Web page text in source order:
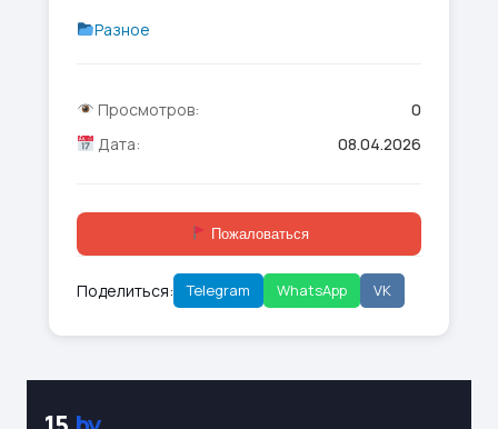
Разное
Просмотров:
0
Дата:
08.04.2026
Пожаловаться
Поделиться: Telegram WhatsApp VK